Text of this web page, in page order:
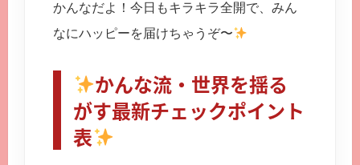
かんなだよ！今日もキラキラ全開で、みん
なにハッピーを届けちゃうぞ〜
かんな流・世界を揺る
がす最新チェックポイント
表